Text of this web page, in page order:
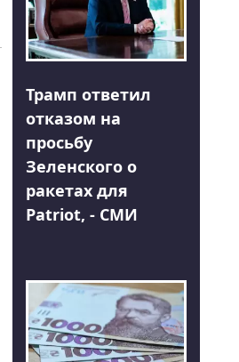
Трамп ответил
отказом на
просьбу
Зеленского о
ракетах для
Patriot, - СМИ